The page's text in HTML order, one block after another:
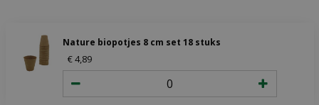
Nature biopotjes 8 cm set 18 stuks
€4,89